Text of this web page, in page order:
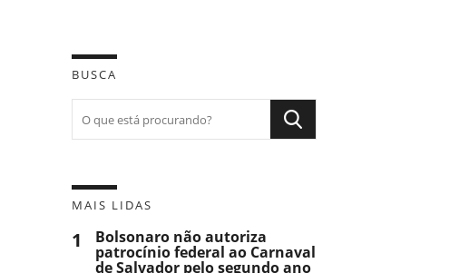
BUSCA
MAIS LIDAS
1 Bolsonaro não autoriza
patrocínio federal ao Carnaval
de Salvador pelo segundo ano